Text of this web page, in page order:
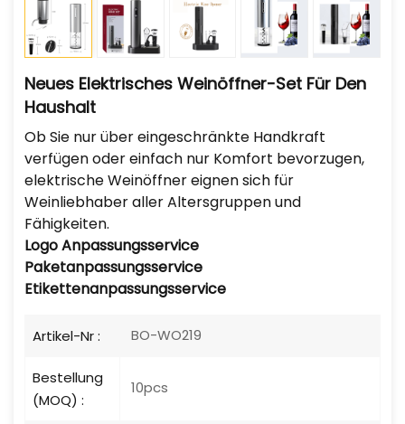
Neues Elektrisches Weinöffner-Set Für Den
Haushalt
Ob Sie nur über eingeschränkte Handkraft
verfügen oder einfach nur Komfort bevorzugen,
elektrische Weinöffner eignen sich für
Weinliebhaber aller Altersgruppen und
Fähigkeiten.
LogoAnpassungsservice
Paketanpassungsservice
Etikettenanpassungsservice
Artikel-Nr : BO-WO219
Bestellung
(MOQ) :
10pcs